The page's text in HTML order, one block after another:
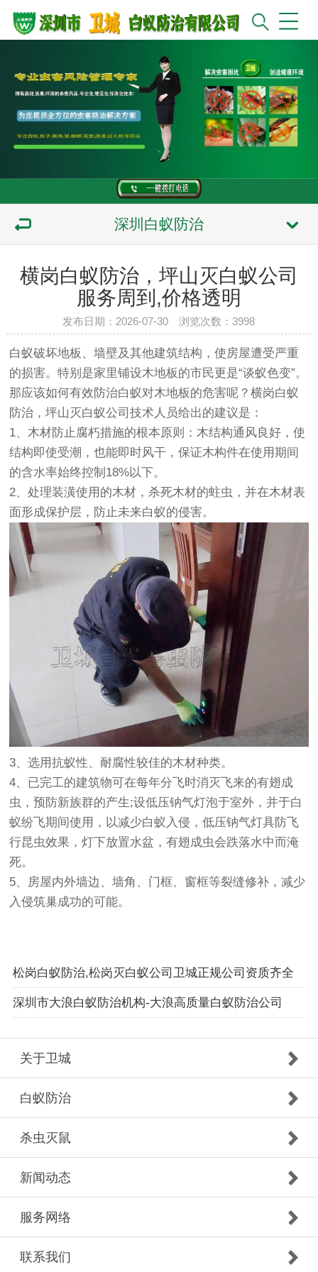
深圳白蚁防治
横岗白蚁防治，坪山灭白蚁公司
服务周到,价格透明
发布日期：2026-07-30 浏览次数：3998
白蚁破坏地板、墙壁及其他建筑结构，使房屋遭受严重
的损害。特别是家里铺设木地板的市民更是“谈蚁色变”。
那应该如何有效防治白蚁对木地板的危害呢？横岗白蚁
防治 ，坪山灭白蚁公司技术人员给出的建议是：
1、木材防止腐朽措施的根本原则：木结构通风良好，使
结构即使受潮，也能即时风干，保证木构件在使用期间
的含水率始终控制18%以下。
2、处理装潢使用的木材，杀死木材的蛀虫，并在木材表
面形成保护层，防止未来白蚁的侵害。
3、选用抗蚁性、耐腐性较佳的木材种类。
4、已完工的建筑物可在每年分飞时消灭飞来的有翅成
虫，预防新族群的产生;设低压钠气灯泡于室外，并于白
蚁纷飞期间使用，以减少白蚁入侵，低压钠气灯具防飞
行昆虫效果，灯下放置水盆，有翅成虫会跌落水中而淹
死。
5、房屋内外墙边、墙角、门框、窗框等裂缝修补，减少
入侵筑巢成功的可能。
松岗白蚁防治,松岗灭白蚁公司卫城正规公司资质齐全
深圳市大浪白蚁防治机构-大浪高质量白蚁防治公司
关于卫城
白蚁防治
杀虫灭鼠
新闻动态
服务网络
联系我们